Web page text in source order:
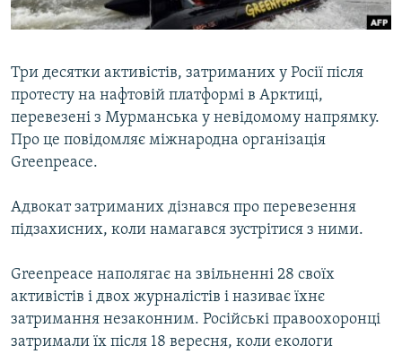
УКРАЇНСЬКА ПРОБЛЕМА КРИМУ
Qırımtatar
Усі сайти RFE/RL
Три десятки активістів, затриманих у Росії після
протесту на нафтовій платформі в Арктиці,
перевезені з Мурманська у невідомому напрямку.
Про це повідомляє міжнародна організація
Greenpeace.
Адвокат затриманих дізнався про перевезення
підзахисних, коли намагався зустрітися з ними.
Greenpeace наполягає на звільненні 28 своїх
активістів і двох журналістів і називає їхнє
затримання незаконним. Російські правоохоронці
затримали їх після 18 вересня, коли екологи